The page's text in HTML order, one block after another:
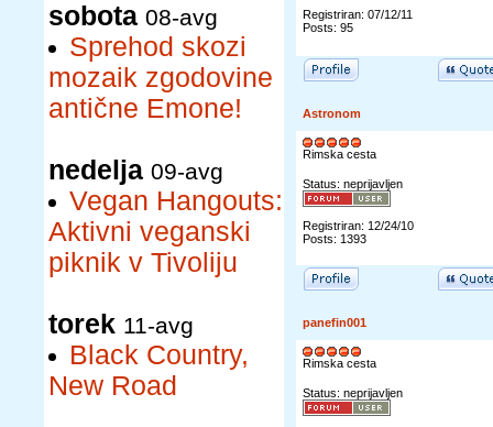
sobota 08-avg
Sprehod skozi
mozaik zgodovine
antične Emone!
nedelja 09-avg
Vegan Hangouts:
Aktivni veganski
piknik v Tivoliju
torek 11-avg
Black Country,
New Road
Registriran: 07/12/11
Posts: 95
Astronom
Rimska cesta
Status: neprijavljen
Registriran: 12/24/10
Posts: 1393
panefin001
Rimska cesta
Status: neprijavljen